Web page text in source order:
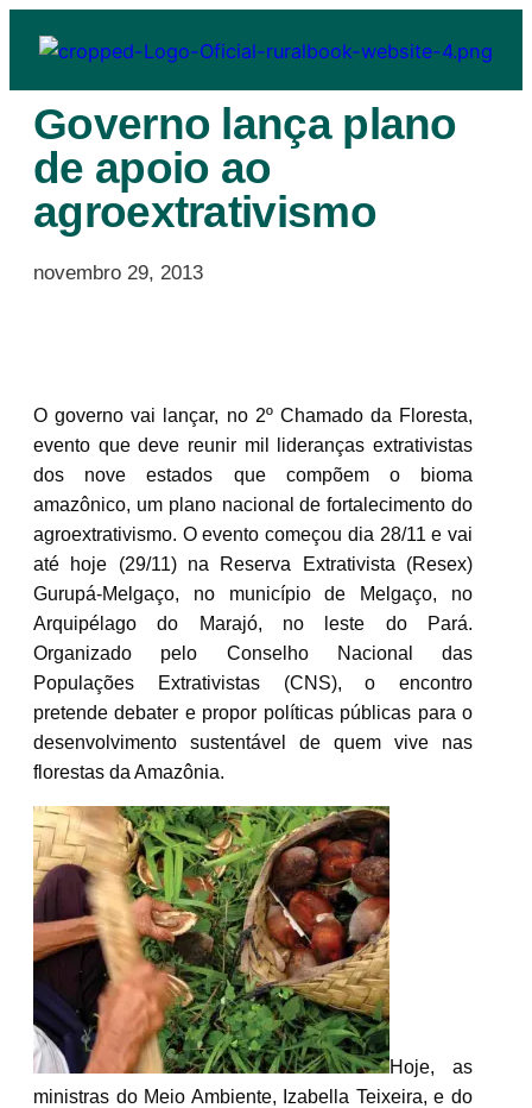
Governo lança plano
de apoio ao
agroextrativismo
novembro 29, 2013
O governo vai lançar, no 2º Chamado da Floresta,
evento que deve reunir mil lideranças extrativistas
dos nove estados que compõem o bioma
amazônico, um plano nacional de fortalecimento do
agroextrativismo. O evento começou dia 28/11 e vai
até hoje (29/11) na Reserva Extrativista (Resex)
Gurupá-Melgaço, no município de Melgaço, no
Arquipélago do Marajó, no leste do Pará.
Organizado pelo Conselho Nacional das
Populações Extrativistas (CNS), o encontro
pretende debater e propor políticas públicas para o
desenvolvimento sustentável de quem vive nas
florestas da Amazônia.
Hoje, as
ministras do Meio Ambiente, Izabella Teixeira, e do